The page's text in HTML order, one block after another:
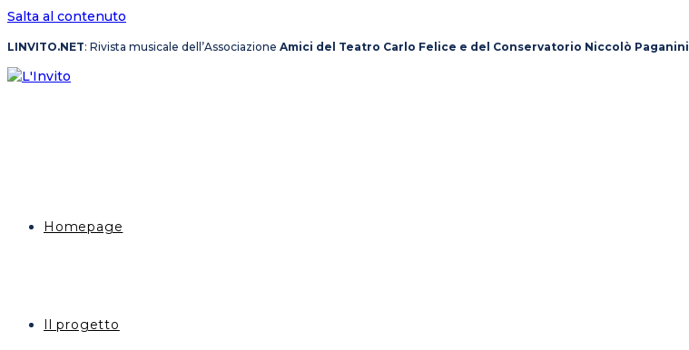
Salta al contenuto
LINVITO.NET: Rivista musicale dell’Associazione Amici del Teatro Carlo Felice e del Conservatorio Niccolò Paganini
Homepage
Il progetto